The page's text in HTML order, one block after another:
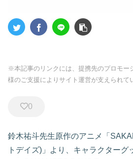
※本記事のリンクには、提携先のプロモー
様のご支援によりサイト運営が支えられて
0
鈴木祐斗先生原作のアニメ「
トデイズ)」より、キャラクターグ